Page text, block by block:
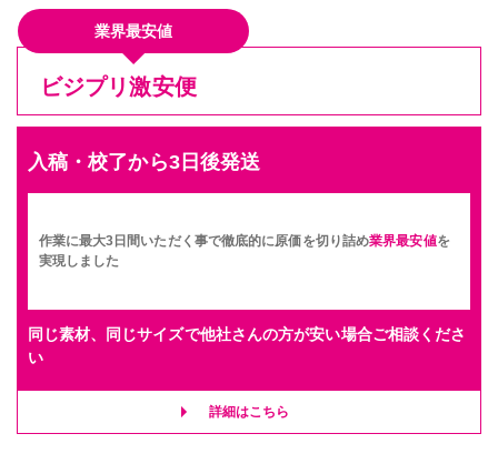
業界最安値
ビジプリ激安便
入稿・校了から3日後発送
作業に最大3日間いただく事で徹底的に原価を切り詰め業界最安値を
実現しました
同じ素材、同じサイズで他社さんの方が安い場合ご相談くださ
い
詳細はこちら